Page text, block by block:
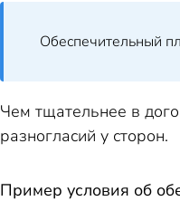
Обеспечительный
Чем тщательнее в
разногласий у сторон.
Пример условия об